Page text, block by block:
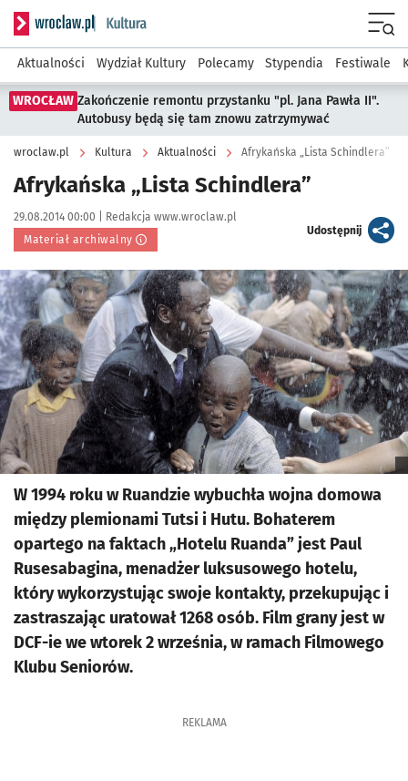
Serwis informacyjny wroclaw.pl podserwis: Kultura
Aktualności Wydział Kultury Polecamy Stypendia Festiwale
WROCŁAW Zakończenie remontu przystanku "pl. Jana Pawła II".
Autobusy będą się tam znowu zatrzymywać
wroclaw.pl Kultura Aktualności Afrykańska „Lista Schindlera”
Afrykańska „Lista Schindlera”
Data publikacji:
29.08.2014 00:00 | Autor:
Redakcja www.wroclaw.pl
Materiał archiwalny
Udostępnijartykuł
Kliknij, aby powiększyć
W 1994 roku w Ruandzie wybuchła wojna domowa
między plemionami Tutsi i Hutu. Bohaterem
opartego na faktach „Hotelu Ruanda” jest Paul
Rusesabagina, menadżer luksusowego hotelu,
który wykorzystując swoje kontakty, przekupując i
zastraszając uratował 1268 osób. Film grany jest w
DCF-ie we wtorek 2 września, w ramach Filmowego
Klubu Seniorów.
REKLAMA